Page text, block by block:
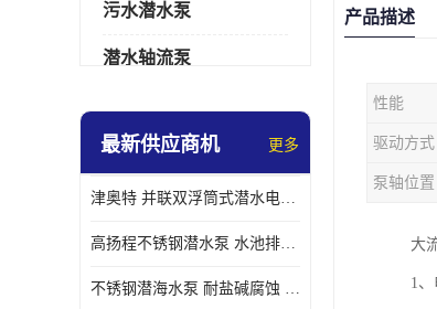
污水潜水泵
潜水轴流泵
螺旋离心泵
控制柜
最新供应商机 更多
津奥特 并联双浮筒式潜水电泵 矿山抢险泵 大流量卧式安装 可提供定制
高扬程不锈钢潜水泵 水池排水 变频 井用潜水电泵供应 能耗低 工厂批发
不锈钢潜海水泵 耐盐碱腐蚀 大流量 立式卧式下吸式安装 厂家定制
产品描述
性能
驱动方式
泵轴位置
大
1